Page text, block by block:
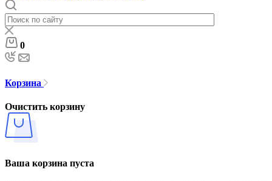
0
Корзина
Очистить корзину
Ваша корзина пуста